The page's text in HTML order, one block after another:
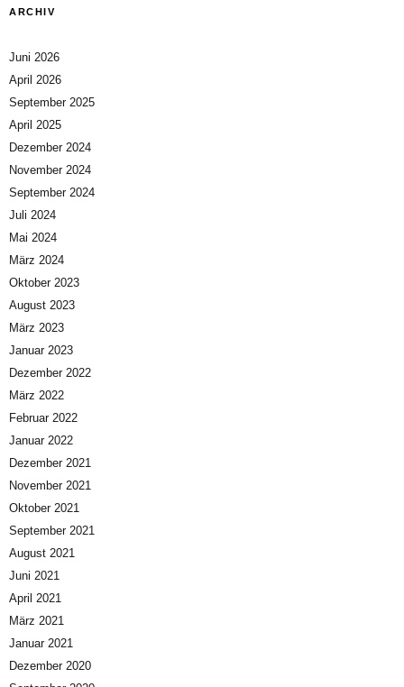
ARCHIV
Juni 2026
April 2026
September 2025
April 2025
Dezember 2024
November 2024
September 2024
Juli 2024
Mai 2024
März 2024
Oktober 2023
August 2023
März 2023
Januar 2023
Dezember 2022
März 2022
Februar 2022
Januar 2022
Dezember 2021
November 2021
Oktober 2021
September 2021
August 2021
Juni 2021
April 2021
März 2021
Januar 2021
Dezember 2020